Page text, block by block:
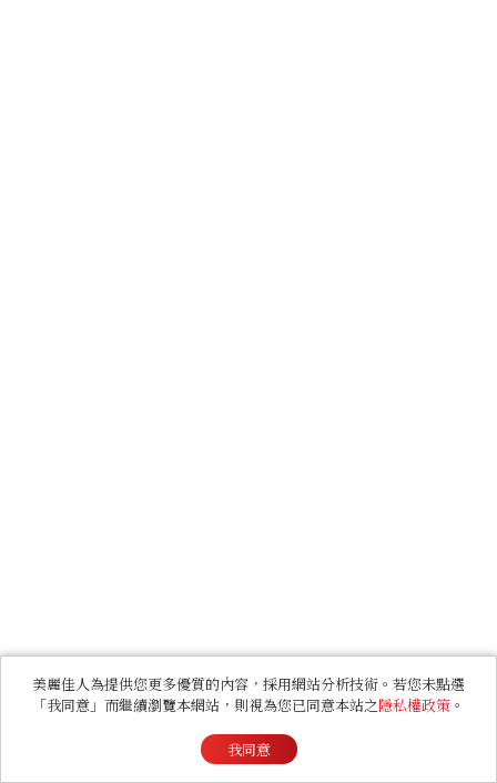
美麗佳人為提供您更多優質的內容，採用網站分析技術。若您未點選
「我同意」而繼續瀏覽本網站，則視為您已同意本站之隱私權政策 。
我同意